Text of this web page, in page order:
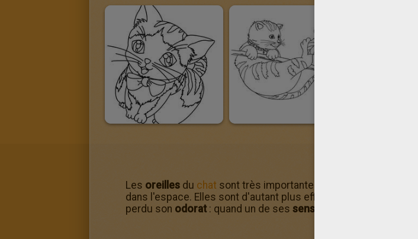
Les oreilles du chat sont très importantes : elles peuvent
dans l'espace. Elles sont d'autant plus efficaces quand le chat
perdu son odorat : quand un de ses sens